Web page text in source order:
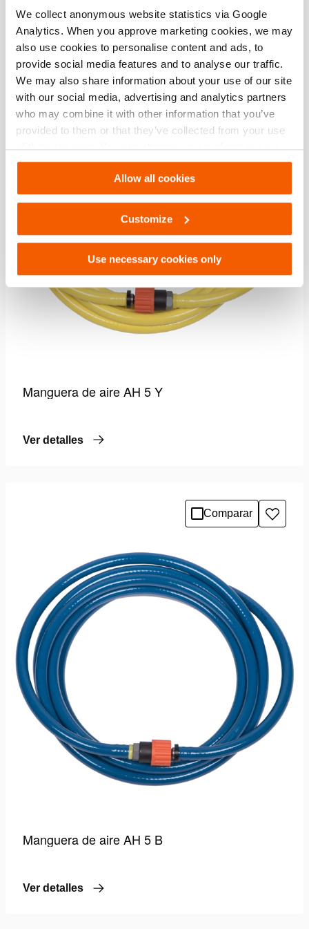
We collect anonymous website statistics via Google
Analytics. When you approve marketing cookies, we may
also use cookies to personalise content and ads, to
provide social media features and to analyse our traffic.
We may also share information about your use of our site
with our social media, advertising and analytics partners
who may combine it with other information that you’ve
provided to them or that they’ve collected from your use
of their services. You can change your preferences via
Settings. See ourcookiestatement.
Allow all cookies
Customize
Use necessary cookies only
Comparar
Añadir
a
la
de
Manguera de aire AH 5 Y
Ver detalles
Comparar
Añadir
a
Manguera de aire AH 5 B
Ver detalles